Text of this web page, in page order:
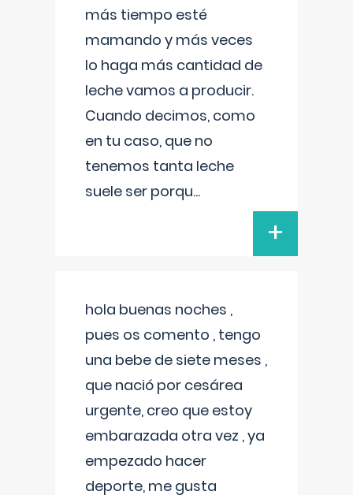
más tiempo esté
mamando y más veces
lo haga más cantidad de
leche vamos a producir.
Cuando decimos, como
en tu caso, que no
tenemos tanta leche
suele ser porqu...
+
hola buenas noches ,
pues os comento , tengo
una bebe de siete meses ,
que nació por cesárea
urgente, creo que estoy
embarazada otra vez , ya
empezado hacer
deporte, me gusta